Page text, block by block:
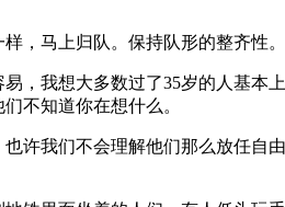
，马上归队。保持队形的整齐性
，我想大多数过了35岁的人基
不知道你在想什么。
许我们不会理解他们那么放任自